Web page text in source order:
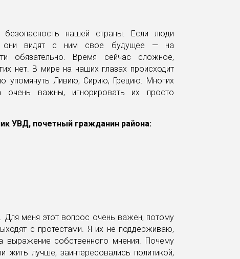
нашей страны. Если люди
они видят с ним свое будущее — на
обязательно. Время сейчас сложное,
нет. В мире на наших глазах происходит
упомянуть Ливию, Сирию, Грецию. Многих
очень важны, игнорировать их просто
УВД, почетный гражданин района:
меня этот вопрос очень важен, потому
с протестами. Я их не поддерживаю,
собственного мнения. Почему
жить лучше, заинтересовались политикой,